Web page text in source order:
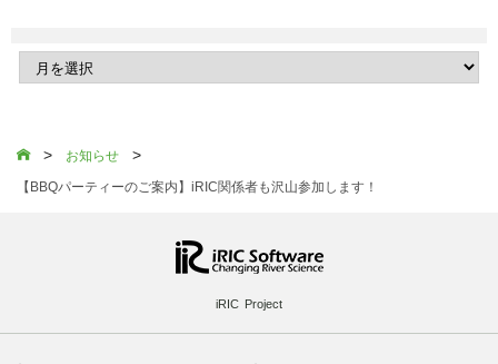
 > お知らせ >
【BBQパーティーのご案内】iRIC関係者も沢山参加します！
iRIC Project